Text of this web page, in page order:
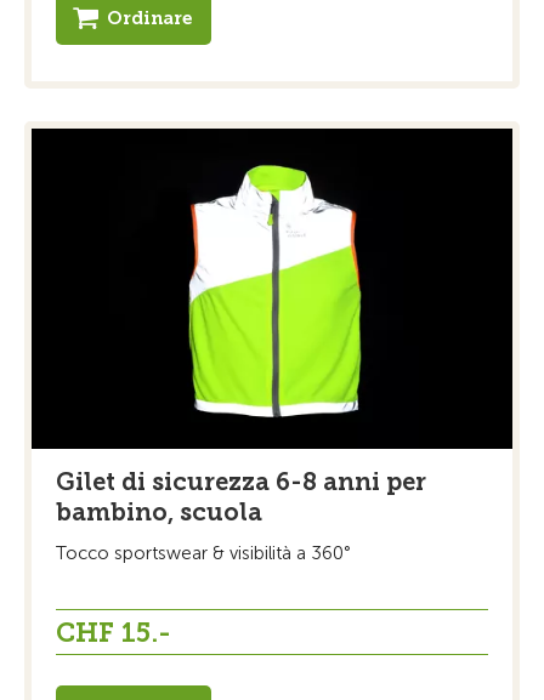
Ordinare
Gilet di sicurezza 6-8 anni per
bambino, scuola
Tocco sportswear & visibilità a 360°
CHF 15.-